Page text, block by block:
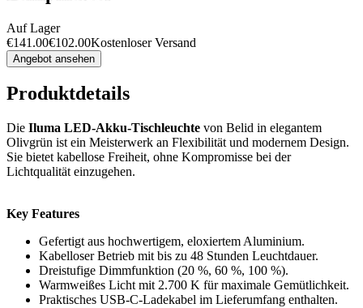
Auf Lager
€141.00€102.00Kostenloser Versand
Angebot ansehen
Produktdetails
Die Iluma LED-Akku-Tischleuchte von Belid in elegantem
Olivgrün ist ein Meisterwerk an Flexibilität und modernem Design.
Sie bietet kabellose Freiheit, ohne Kompromisse bei der
Lichtqualität einzugehen.
Key Features
Gefertigt aus hochwertigem, eloxiertem Aluminium.
Kabelloser Betrieb mit bis zu 48 Stunden Leuchtdauer.
Dreistufige Dimmfunktion (20 %, 60 %, 100 %).
Warmweißes Licht mit 2.700 K für maximale Gemütlichkeit.
Praktisches USB-C-Ladekabel im Lieferumfang enthalten.